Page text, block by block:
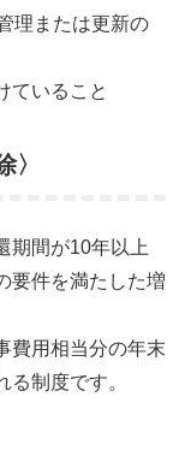
理または更新の
ていること
期間が10年以上
要件を満たした増
費用相当分の年末
制度です。